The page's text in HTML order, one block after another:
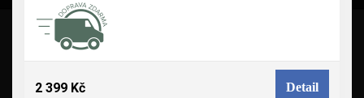
2 399 Kč Detail